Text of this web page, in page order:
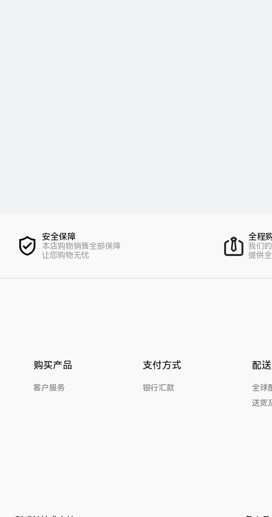
安全保障
本店购物销售全部保障
让您购物无忧
全程
我们
提供
购买产品
客户服务
支付方式
银行汇款
配
全球
送货